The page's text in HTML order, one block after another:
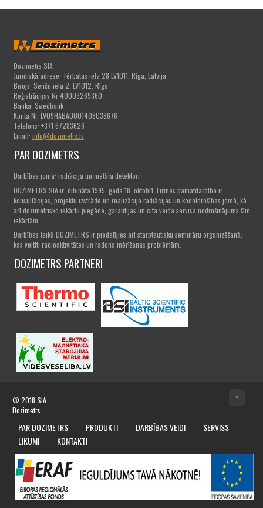
Dozimetrs SIA
Juridiskā adrese: Tērbatas iela 28 LV1011, Rīga, Latvija
Birojs: Senču iela 2, LV1012, Rīga
Reģistrācijas Nr 40003269360
Banka: Swedbank
Konta Nr. LV09HABA0001408038676
Telefons: +371 67283626
Email: info@dozimetrs.lv
PAR DOZIMETRS
Darbības joma: radiācija un metāla detektori
DOZIMETRS SIA ir dibināta 1995. gada 18. oktobrī. Firmas pamatdarbība ir
konsultācijas, projektu izstrāde un realizācija radiācijas un kodoldrošības jomā, kā
arī dozimetrisko iekārtu piegāde, garantijas un cita veida servisa nodrošinājums šīm
iekārtām.
Darbības laikā DOZIMETRS ir piedalījies arī starptautisku semināru organizēšanā,
kas veltīti radioaktivitātes un radona mērīšanas problēmām.
DOZIMETRS PARTNERI
© 2018 SIA
Dozimetrs
^
PAR DOZIMETRS PRODUKTI DARBĪBAS VEIDI
SERVISS
LIKUMI
KONTAKTI